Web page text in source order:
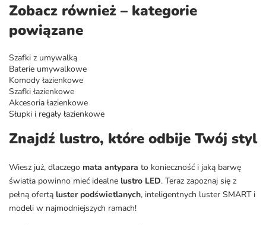
Zobacz również – kategorie
powiązane
Szafki z umywalką
Baterie umywalkowe
Komody łazienkowe
Szafki łazienkowe
Akcesoria łazienkowe
Słupki i regały łazienkowe
Znajdź lustro, które odbije Twój styl
Wiesz już, dlaczego mata antypara to konieczność i jaką barwę
światła powinno mieć idealne lustro LED. Teraz zapoznaj się z
pełną ofertą luster podświetlanych, inteligentnych luster SMART i
modeli w najmodniejszych ramach!